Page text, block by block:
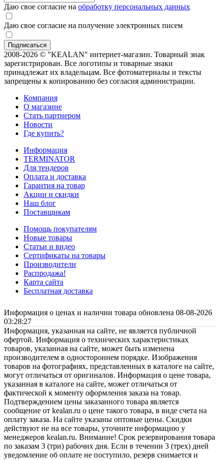
Даю свое согласие на обработку персональных данных
Даю свое согласие на получение электронных писем
2008-2026 © "KEALAN" интернет-магазин. Товарный знак
зарегистрирован. Все логотипы и товарные знаки
принадлежат их владельцам. Все фотоматериалы и тексты
запрещены к копированию без согласия администрации.
Компания
О магазине
Стать партнером
Новости
Где купить?
Информация
TERMINATOR
Для тендеров
Оплата и доставка
Гарантия на товар
Акции и скидки
Наш блог
Поставщикам
Помощь покупателям
Новые товары
Статьи и видео
Сертификаты на товары
Производители
Распродажа!
Карта сайта
Бесплатная доставка
Информация о ценах и наличии товара обновлена 08-08-2026
03:28:27
Информация, указанная на сайте, не является публичной
офертой. Информация о технических характеристиках
товаров, указанная на сайте, может быть изменена
производителем в одностороннем порядке. Изображения
товаров на фотографиях, представленных в каталоге на сайте,
могут отличаться от оригиналов. Информация о цене товара,
указанная в каталоге на сайте, может отличаться от
фактической к моменту оформления заказа на товар.
Подтверждением цены заказанного товара является
сообщение от kealan.ru о цене такого товара, в виде счета на
оплату заказа. На сайте указаны оптовые цены. Скидки
действуют не на все товары, уточните информацию у
менеджеров kealan.ru. Внимание! Срок резервирования товара
по заказам 3 (три) рабочих дня. Если в течении 3 (трех) дней
уведомление об оплате не поступило, резерв снимается и